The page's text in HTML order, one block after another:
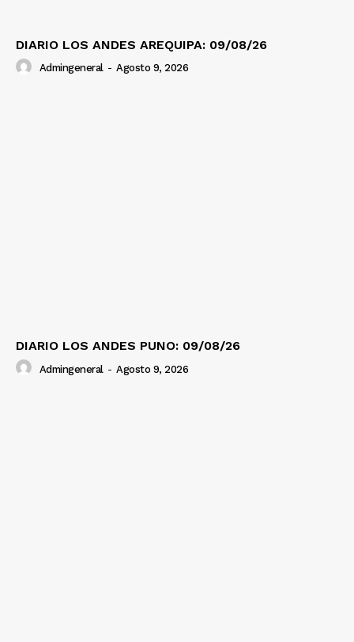
Diario los Andes
Nosotros
DIARIO LOS ANDES AREQUIPA: 09/08/26
Admingeneral - Agosto 9, 2026
DIARIO LOS ANDES PUNO: 09/08/26
Admingeneral - Agosto 9, 2026